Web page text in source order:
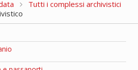
Tutti i complessi archivistici